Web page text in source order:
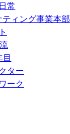
常
ティング事業本部
目
ター
ーク